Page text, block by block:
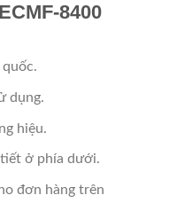
8400
dụng.
hiệu.
ở phía dưới.
đơn hàng trên